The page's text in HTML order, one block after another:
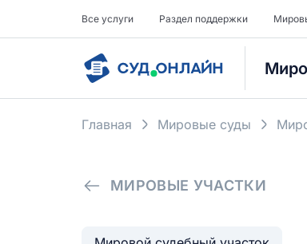
Все услуги Раздел поддержки
Главная Мировые суды
МИРОВЫЕ УЧАСТКИ